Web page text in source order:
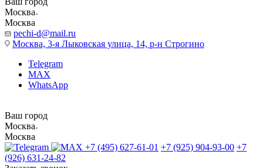
Москва
Москва
pechi-d@mail.ru
Москва, 3-я Лыковская улица, 14, р-н Строгино
Telegram
MAX
WhatsApp
Ваш город
Москва
Москва
+7 (495) 627-61-01 +7 (925) 904-93-00 +7
(926) 631-24-82